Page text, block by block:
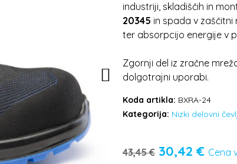
industriji, skladiščih in
20345 in spada v zaščitni
ter absorpcijo energije v
Zgornji del iz zračne
dolgotrajni uporabi.
Koda artikla: BXRA-24
Kategorija: Nizki delovni
43,45€ 30,42 € Cena